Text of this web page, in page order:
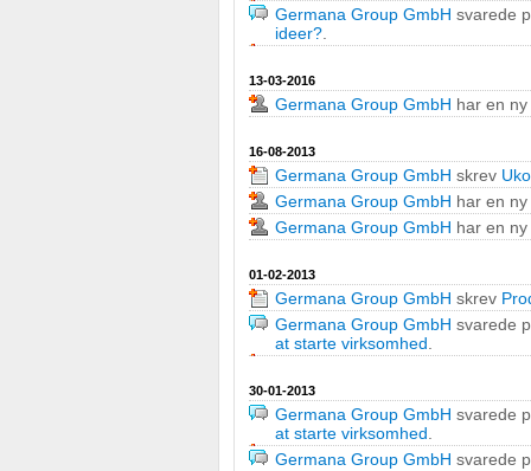
Germana Group GmbH svarede
ideer?
13-03-2016
Germana Group GmbH har en ny
16-08-2013
Germana Group GmbH skrev
Germana Group GmbH har en ny
Germana Group GmbH har en ny
01-02-2013
Germana Group GmbH skrev
Germana Group GmbH svarede
at starte virksomhed
30-01-2013
Germana Group GmbH svarede
at starte virksomhed
Germana Group GmbH svarede
Identificere enheder baseret på aktivt anmodede oplysninger